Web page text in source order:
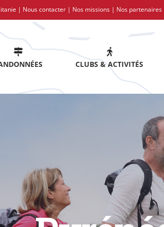
| Nous contacter | Nos missions | Nos partenaires
CLUBS & ACTIVITÉS